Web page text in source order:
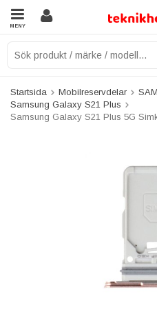
MENY
Startsida Mobilreservdelar
Samsung Galaxy S21 Plus
Samsung Galaxy S21 Plus 5G